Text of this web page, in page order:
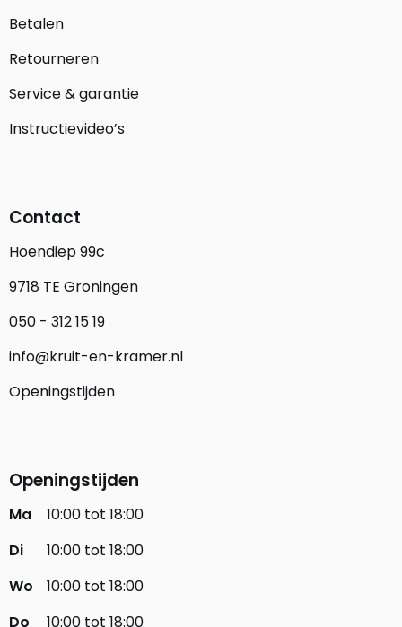
Betalen
Retourneren
Service & garantie
Instructievideo’s
Contact
Hoendiep 99c
9718 TE Groningen
050 - 312 15 19
info@kruit-en-kramer.nl
Openingstijden
Openingstijden
Ma
10:00 tot 18:00
Di
10:00 tot 18:00
Wo
10:00 tot 18:00
Do
10:00 tot 18:00